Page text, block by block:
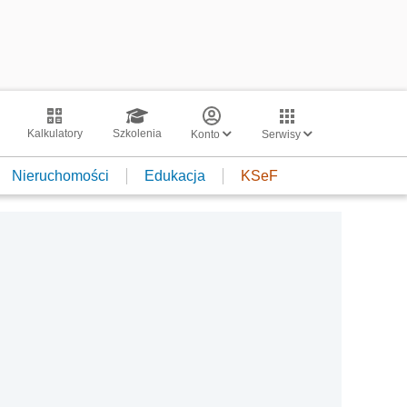
Kalkulatory Szkolenia Konto Serwisy
Nieruchomości Edukacja KSeF